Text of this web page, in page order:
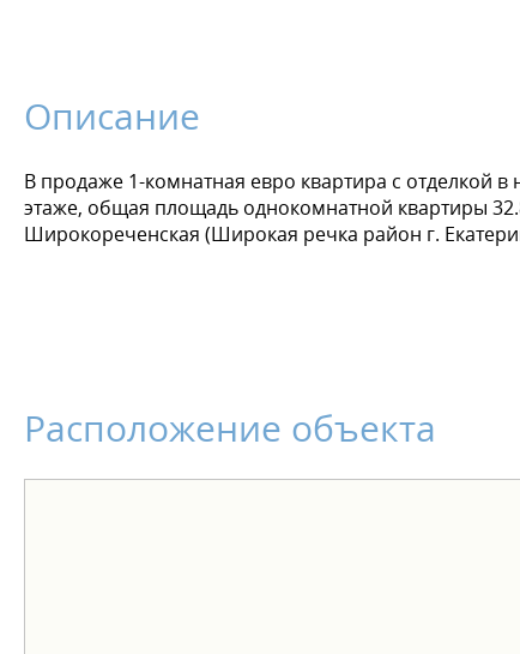
Описание
В продаже 1-комнатная евро квартира с отделкой
этаже, общая площадь однокомнатной квартиры
Широкореченская (Широкая речка район г.
Расположение объекта